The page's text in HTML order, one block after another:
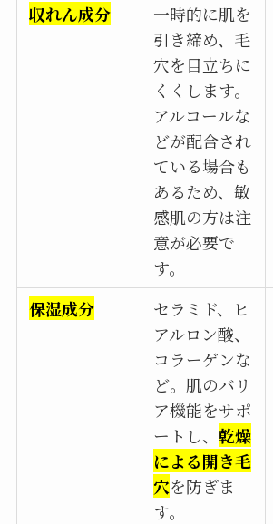
収れん成分
一時的に肌を
引き締め、毛
穴を目立ちに
くくします。
アルコールな
どが配合され
ている場合も
あるため、敏
感肌の方は注
意が必要で
す。
保湿成分
セラミド、ヒ
アルロン酸、
コラーゲンな
ど。肌のバリ
ア機能をサポ
ートし、乾燥
による開き毛
穴を防ぎま
す。